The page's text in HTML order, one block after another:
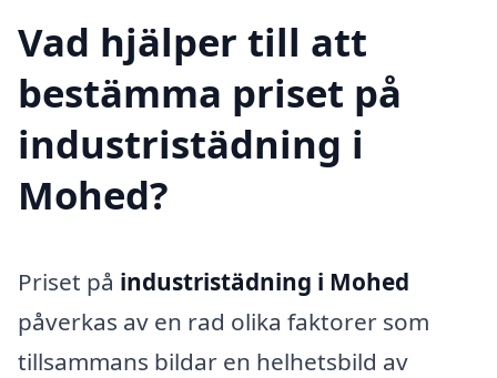
Vad hjälper till att
bestämma priset på
industristädning i
Mohed?
Priset på industristädning i Mohed
påverkas av en rad olika faktorer som
tillsammans bildar en helhetsbild av